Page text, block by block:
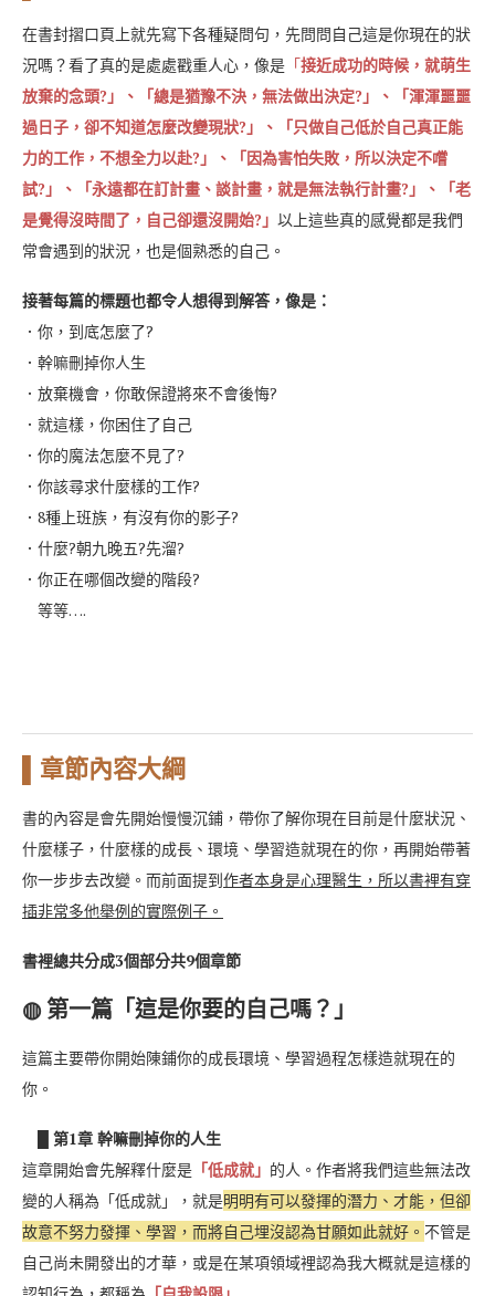
在書封摺口頁上就先寫下各種疑問句，先問問自己這是你現在的狀
況嗎？看了真的是處處戳重人心，像是 「接近成功的時候，就萌生
放棄的念頭?」、「總是猶豫不決，無法做出決定?」、「渾渾噩噩
過日子，卻不知道怎麼改變現狀?」、「只做自己低於自己真正能
力的工作，不想全力以赴?」、「因為害怕失敗，所以決定不嚐
試?」、「永遠都在訂計畫、談計畫，就是無法執行計畫?」、「老
是覺得沒時間了，自己卻還沒開始?」 以上這些真的感覺都是我們
常會遇到的狀況，也是個熟悉的自己。
接著每篇的標題也都令人想得到解答，像是：
．你，到底怎麼了?
．幹嘛刪掉你人生
．放棄機會，你敢保證將來不會後悔?
．就這樣，你困住了自己
．你的魔法怎麼不見了?
．你該尋求什麼樣的工作?
．8種上班族，有沒有你的影子?
．什麼?朝九晚五?先溜?
．你正在哪個改變的階段?
等等….
▌章節內容大綱
書的內容是會先開始慢慢沉鋪，帶你了解你現在目前是什麼狀況、
什麼樣子，什麼樣的成長、環境、學習造就現在的你，再開始帶著
你一步步去改變。而前面提到作者本身是心理醫生，所以書裡有穿
插非常多他舉例的實際例子。
書裡總共分成3個部分共9個章節
◍ 第一篇「這是你要的自己嗎？」
這篇主要帶你開始陳鋪你的成長環境、學習過程怎樣造就現在的
你。
█ 第1章 幹嘛刪掉你的人生
這章開始會先解釋什麼是 「低成就」 的人。作者將我們這些無法改
變的人稱為「低成就」，就是明明有可以發揮的潛力、才能，但卻
故意不努力發揮、學習，而將自己埋沒認為甘願如此就好。 不管是
自己尚未開發出的才華，或是在某項領域裡認為我大概就是這樣的